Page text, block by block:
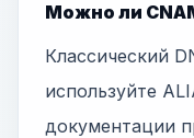
Можно ли
Классический
используйте
документации